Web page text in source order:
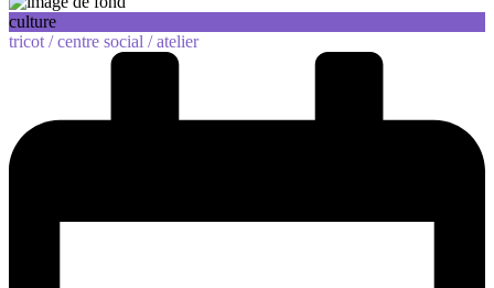
culture
tricot /centre social /atelier